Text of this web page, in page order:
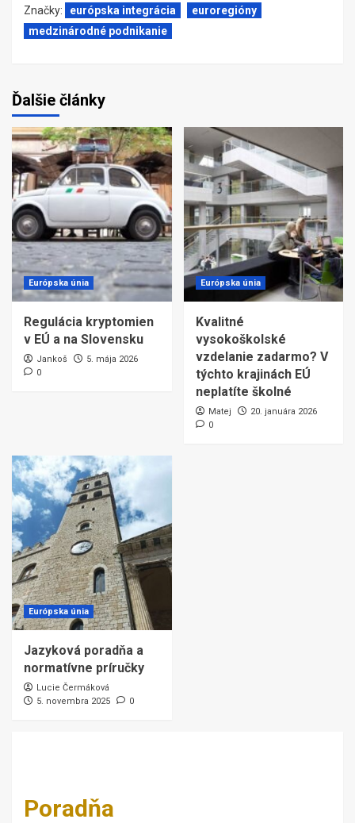
Značky: európska integrácia
euroregióny
medzinárodné podnikanie
Ďalšie články
Európska únia
Regulácia kryptomien
v EÚ a na Slovensku
Jankoš
5. mája 2026
0
Európska únia
Kvalitné
vysokoškolské
vzdelanie zadarmo? V
týchto krajinách EÚ
neplatíte školné
Matej
20. januára 2026
0
Európska únia
Jazyková poradňa a
normatívne príručky
Lucie Čermáková
5. novembra 2025
0
Poradňa